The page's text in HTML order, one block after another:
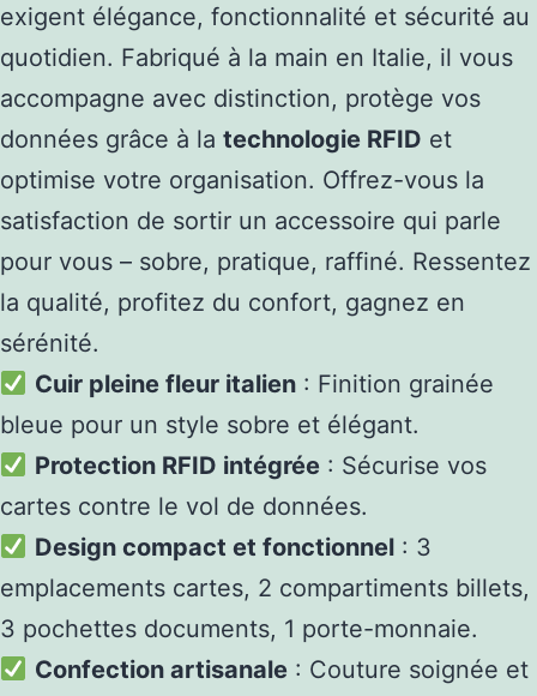
exigent élégance, fonctionnalité et sécurité au
quotidien. Fabriqué à la main en Italie, il vous
accompagne avec distinction, protège vos
données grâce à la technologie RFID et
optimise votre organisation. Offrez-vous la
satisfaction de sortir un accessoire qui parle
pour vous – sobre, pratique, raffiné. Ressentez
la qualité, profitez du confort, gagnez en
sérénité.
Cuir pleine fleur italien: Finition grainée
bleue pour un style sobre et élégant.
Protection RFID intégrée: Sécurise vos
cartes contre le vol de données.
Design compact et fonctionnel: 3
emplacements cartes, 2 compartiments billets,
3 pochettes documents, 1 porte-monnaie.
Confection artisanale: Couture soignée et